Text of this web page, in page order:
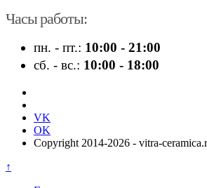
Часы работы:
пн. - пт.: 10:00 - 21:00
сб. - вс.: 10:00 - 18:00
VK
OK
Copyright 2014-2026 - vitra-
↑